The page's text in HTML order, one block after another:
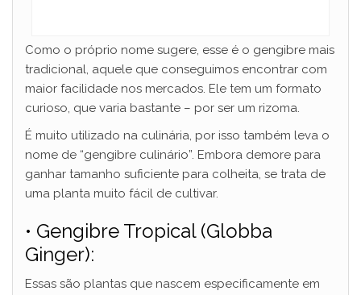
Como o próprio nome sugere, esse é o gengibre mais
tradicional, aquele que conseguimos encontrar com
maior facilidade nos mercados. Ele tem um formato
curioso, que varia bastante – por ser um rizoma.
É muito utilizado na culinária, por isso também leva o
nome de “gengibre culinário”. Embora demore para
ganhar tamanho suficiente para colheita, se trata de
uma planta muito fácil de cultivar.
• Gengibre Tropical (Globba
Ginger):
Essas são plantas que nascem especificamente em